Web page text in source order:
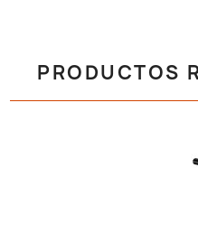
PRODUCTOS